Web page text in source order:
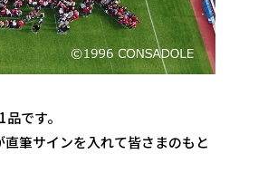
です。
筆サインを入れて皆さまのもと